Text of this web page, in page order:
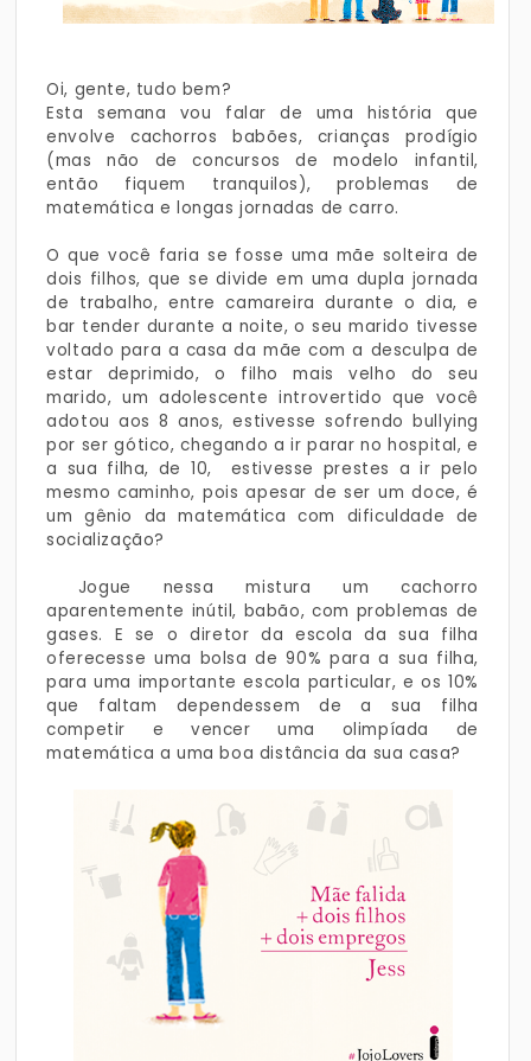
Oi, gente, tudo bem?
Esta semana vou falar de uma história que
envolve cachorros babões, crianças prodígio
(mas não de concursos de modelo infantil,
então fiquem tranquilos), problemas de
matemática e longas jornadas de carro.
O que você faria se fosse uma mãe solteira de
dois filhos, que se divide em uma dupla jornada
de trabalho, entre camareira durante o dia, e
bar tender durante a noite, o seu marido tivesse
voltado para a casa da mãe com a desculpa de
estar deprimido, o filho mais velho do seu
marido, um adolescente introvertido que você
adotou aos 8 anos, estivesse sofrendo bullying
por ser gótico, chegando a ir parar no hospital, e
a sua filha, de 10, estivesse prestes a ir pelo
mesmo caminho, pois apesar de ser um doce, é
um gênio da matemática com dificuldade de
socialização?
Jogue nessa mistura um cachorro
aparentemente inútil, babão, com problemas de
gases. E se o diretor da escola da sua filha
oferecesse uma bolsa de 90% para a sua filha,
para uma importante escola particular, e os 10%
que faltam dependessem de a sua filha
competir e vencer uma olimpíada de
matemática a uma boa distância da sua casa?